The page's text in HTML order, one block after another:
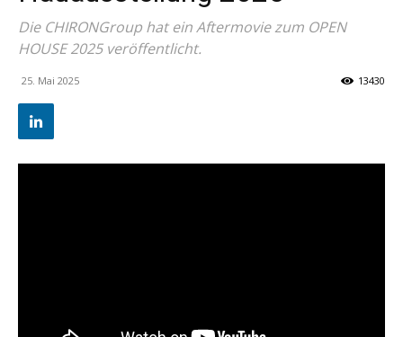
Die CHIRONGroup hat ein Aftermovie zum OPEN
HOUSE 2025 veröffentlicht.
25. Mai 2025 13430